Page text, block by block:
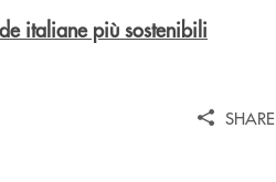
italiane più sostenibili
SHARE